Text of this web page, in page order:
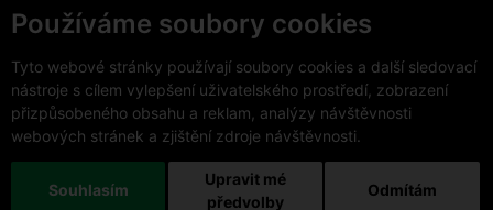
Používáme soubory cookies
Tyto webové stránky používají soubory cookies a další sledovací
nástroje s cílem vylepšení uživatelského prostředí, zobrazení
přizpůsobeného obsahu a reklam, analýzy návštěvnosti
webových stránek a zjištění zdroje návštěvnosti.
Souhlasím Odmítám
Upravit mé
předvolby
Změnit nastavení cookies
Copyright © 2026 VinoDoc s.r.o. Všechna práva vyhrazena.